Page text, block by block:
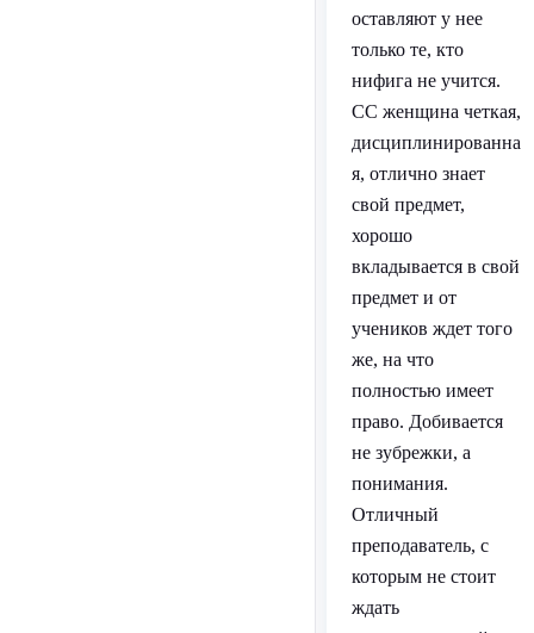
оставляют у нее
только те, кто
нифига не учится.
СС женщина четкая,
дисциплинированна
я, отлично знает
свой предмет,
хорошо
вкладывается в свой
предмет и от
учеников ждет того
же, на что
полностью имеет
право. Добивается
не зубрежки, а
понимания.
Отличный
преподаватель, с
которым не стоит
ждать